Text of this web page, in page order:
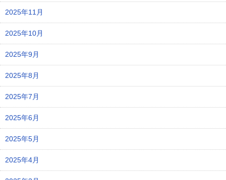
2025年11月
2025年10月
2025年9月
2025年8月
2025年7月
2025年6月
2025年5月
2025年4月